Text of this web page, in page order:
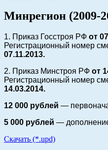
Минрегион (2009-
1. Приказ Госстроя РФ от
Регистрационный номер
07.11.2013.
2. Приказ Минстроя РФ от
Регистрационный номер
14.03.2014.
12 000 рублей —
5 000 рублей —
Скачать (*.upd)